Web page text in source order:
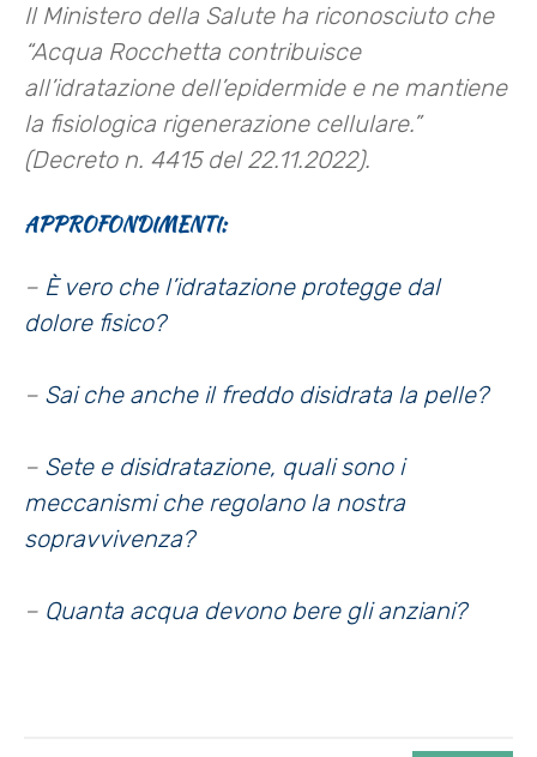
Il Ministero della Salute ha riconosciuto che
“Acqua Rocchetta contribuisce
all’idratazione dell’epidermide e ne mantiene
la fisiologica rigenerazione cellulare.”
(Decreto n. 4415 del 22.11.2022).
APPROFONDIMENTI:
– È vero che l’idratazione protegge dal
dolore fisico?
– Sai che anche il freddo disidrata la pelle?
– Sete e disidratazione, quali sono i
meccanismi che regolano la nostra
sopravvivenza?
– Quanta acqua devono bere gli anziani?